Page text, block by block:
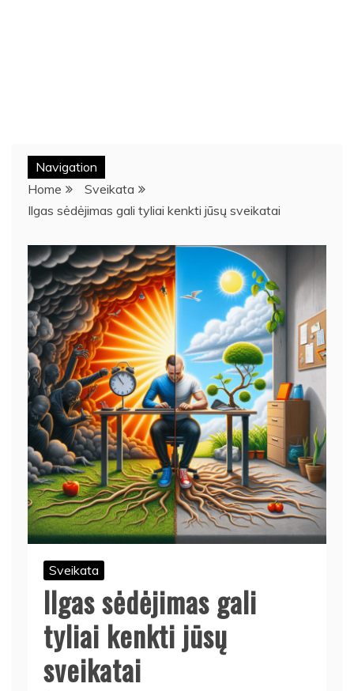
Navigation
Home
Sveikata
Ilgas sėdėjimas gali tyliai kenkti jūsų sveikatai
Sveikata
Ilgas sėdėjimas gali
tyliai kenkti jūsų
sveikatai